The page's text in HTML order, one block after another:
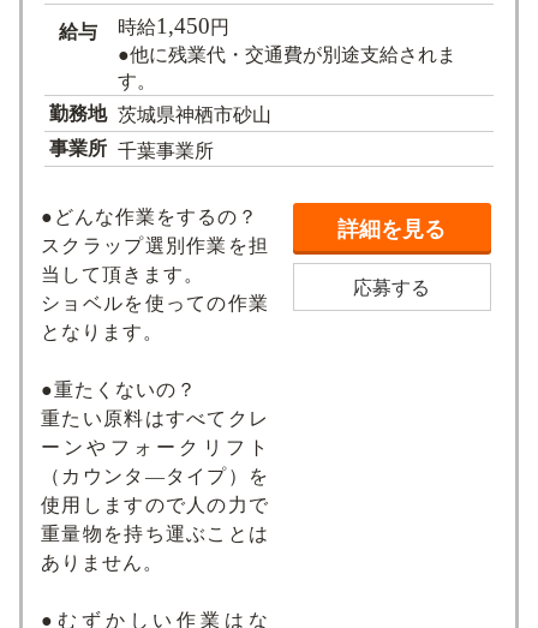
給与 時給1,450円
●他に残業代・交通費が別途支給されま
す。
勤務地 茨城県神栖市砂山
事業所 千葉事業所
●どんな作業をするの？
スクラップ選別作業を担
当して頂きます。
ショベルを使っての作業
となります。
●重たくないの？
重たい原料はすべてクレ
ーンやフォークリフト
（カウンタ―タイプ）を
使用しますので人の力で
重量物を持ち運ぶことは
ありません。
●むずかしい作業はな
詳細を見る
応募する